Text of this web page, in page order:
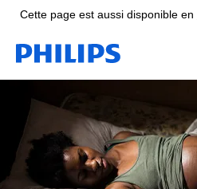
Cette page est aussi disponible en